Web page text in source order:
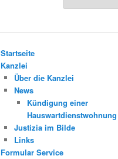
Startseite
Kanzlei
Über die Kanzlei
News
Kündigung einer
Hauswartdienstwohnung
Justizia im Bilde
Links
Formular Service